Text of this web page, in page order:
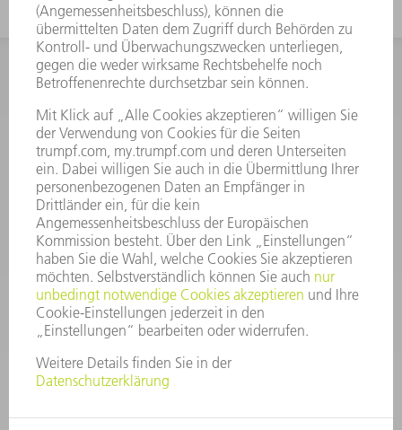
INFORMATION
Häufig gestellte Fragen
Allgemeine Geschäftsbedingungen
KONTAKT
After Sales
+43722160396550
Mo - Do: 08:00 -17:30 Uhr
Fr: 08:00 -16:30 Uhr
ersatzteile@at.trumpf.com